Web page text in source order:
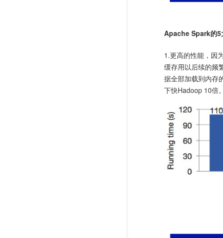
Apache Spark的5
1.更高的性能，因
缓存用以后续的频
据全部加载到内存
下快Hadoop 10倍。